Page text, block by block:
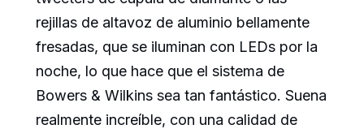
rejillas de altavoz de aluminio bellamente
fresadas, que se iluminan con LEDs por la
noche, lo que hace que el sistema de
Bowers & Wilkins sea tan fantástico. Suena
realmente increíble, con una calidad de